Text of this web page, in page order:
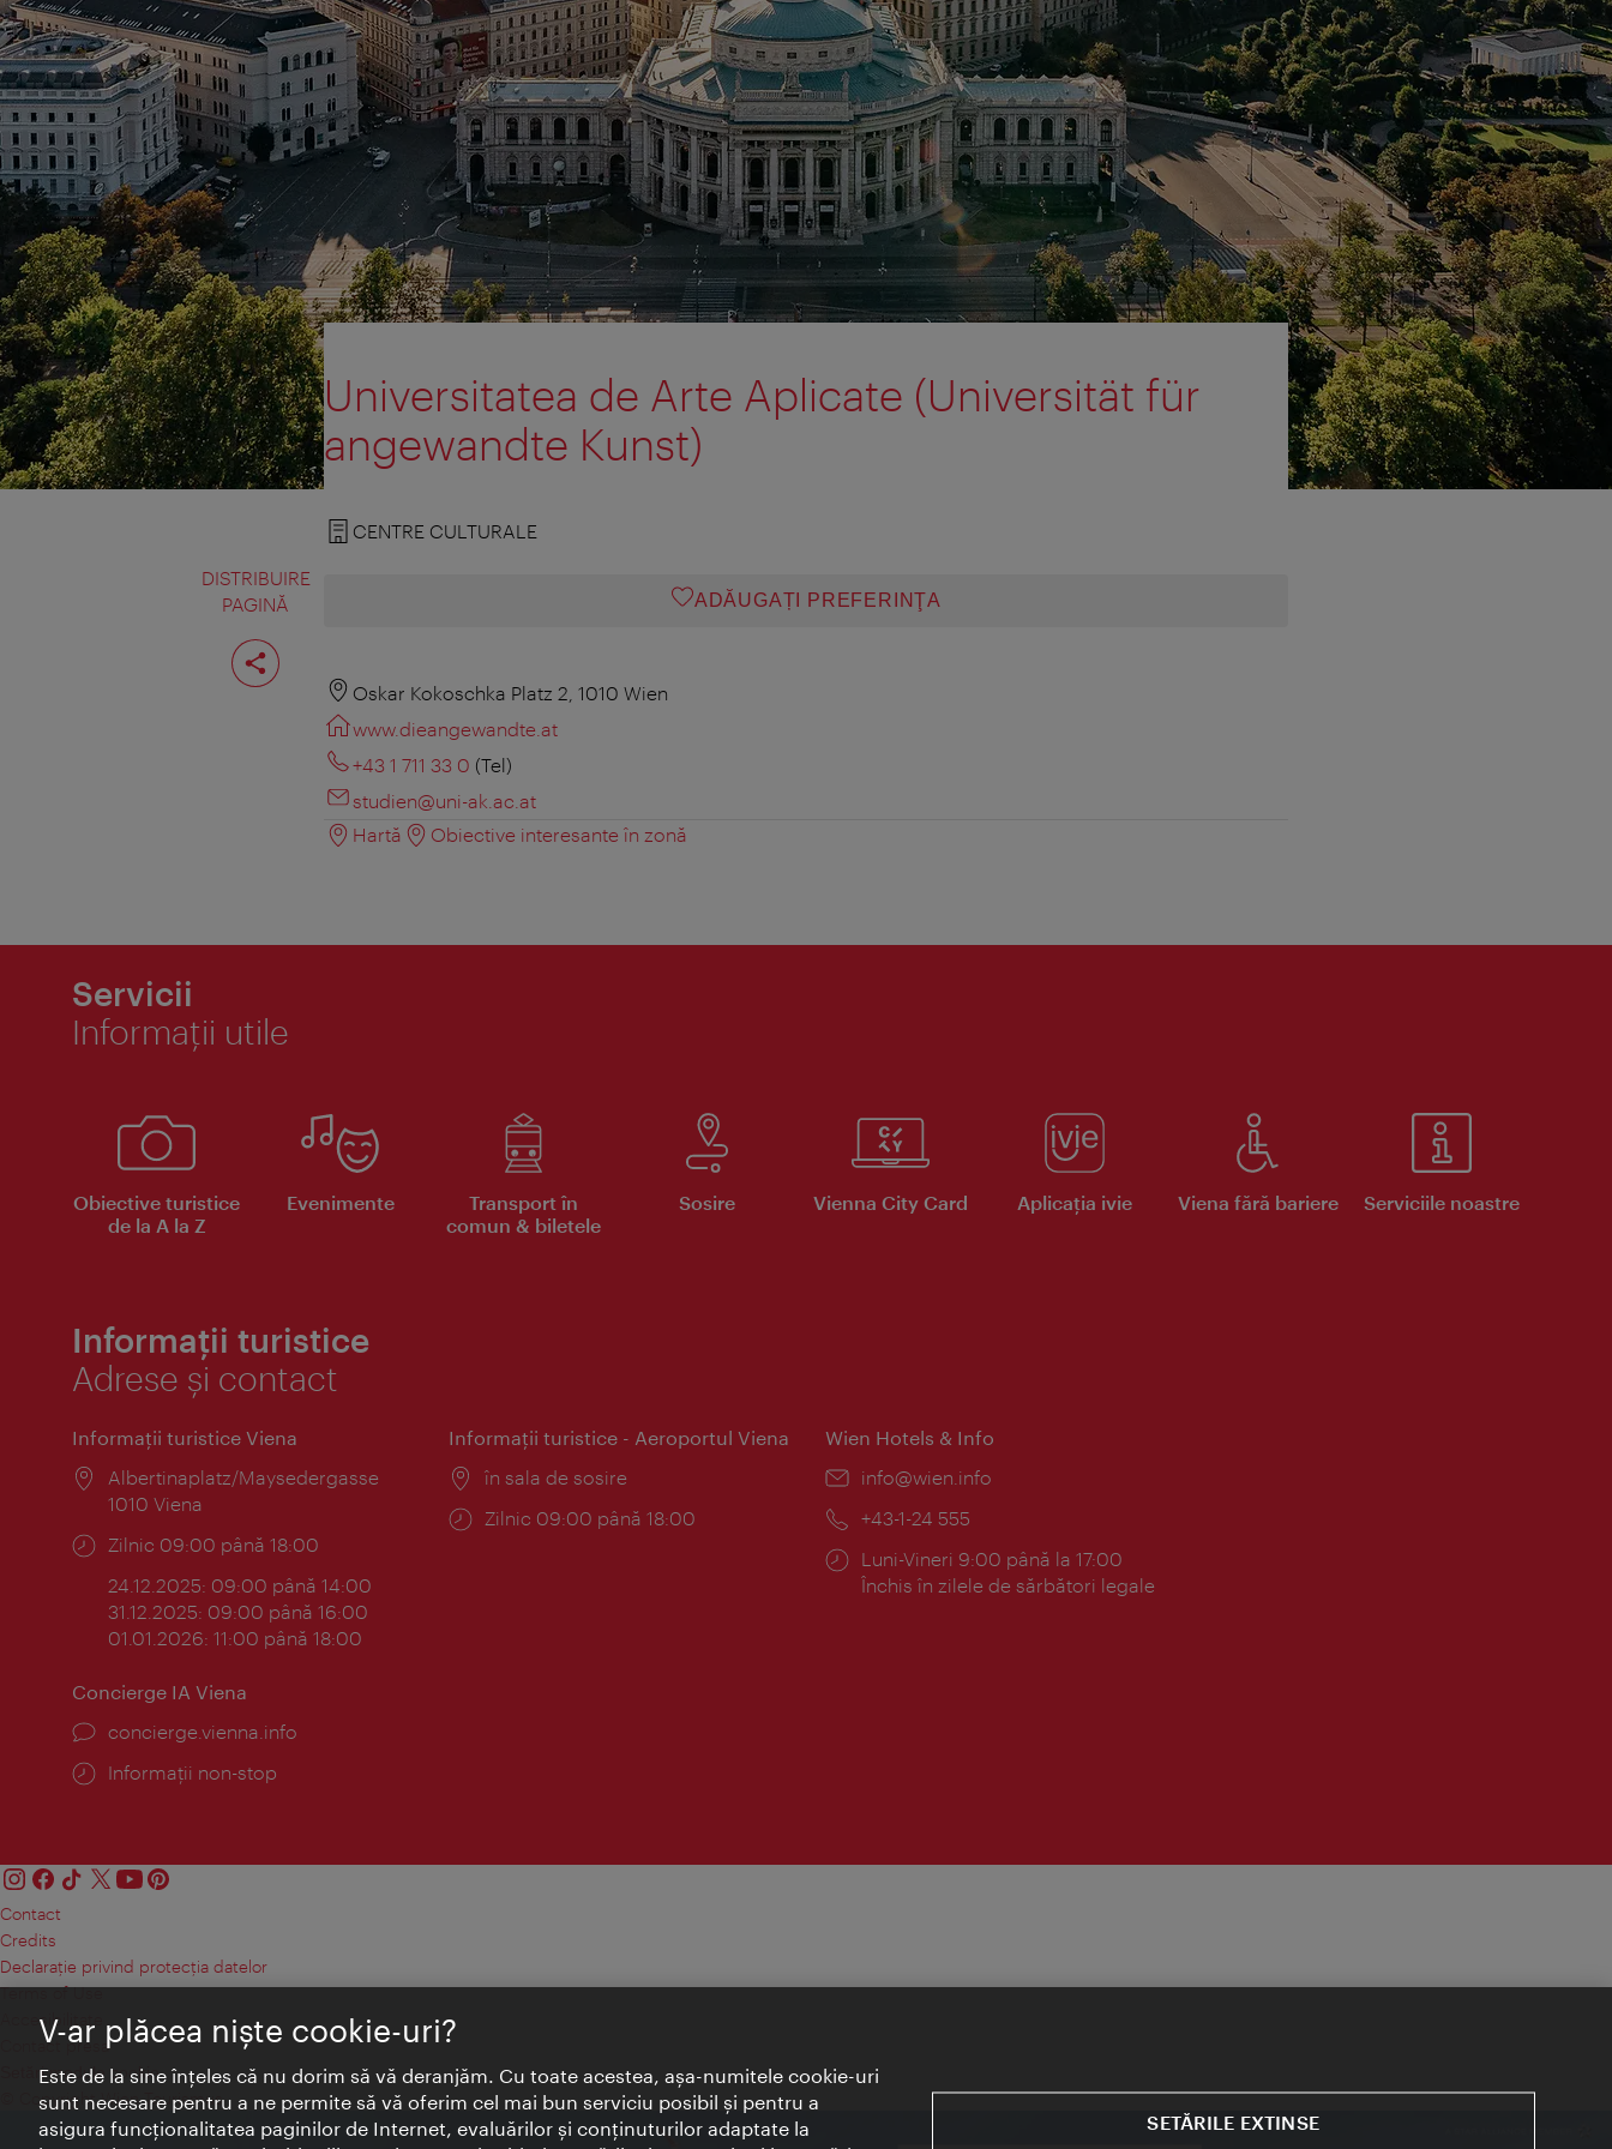
DISTRIBUIRE
PAGINĂ
Distribuiţi
pagina
Universitatea de Arte Aplicate (Universität für
angewandte Kunst)
CENTRE CULTURALE
ADĂUGAȚI PREFERINŢA
Oskar Kokoschka Platz 2, 1010 Wien
www.dieangewandte.at
+43 1 711 33 0 (Tel)
studien@uni-ak.ac.at
Hartă
Obiective interesante în zonă
Servicii
Informaţii utile
Obiective turistice
de la A la Z
Evenimente
Transport în
comun & biletele
Sosire Vienna City Card Aplicaţia ivie Viena fără bariere Serviciile noastre
Informații turistice
Adrese și contact
Informaţii turistice Viena
Locul:
Albertinaplatz/Maysedergasse
1010 Viena
Program:
Zilnic 09:00 până 18:00
24.12.2025: 09:00 până 14:00
31.12.2025: 09:00 până 16:00
01.01.2026: 11:00 până 18:00
Informaţii turistice - Aeroportul Viena
Locul:
în sala de sosire
Program:
Zilnic 09:00 până 18:00
Wien Hotels & Info
E-
info@wien.info
Telefon:
+43-1-24 555
Program:
Luni-Vineri 9:00 până la 17:00
Închis în zilele de sărbători legale
Concierge IA Viena
concierge.vienna.info
Informații non-stop
Contact
Credits
Declaraţie privind protecţia datelor
Terms of Use
Accesibilitate
Contact presa
Setări module cookie
© Copyright Wien Tourismus
V-ar plăcea nişte cookie-uri?
Este de la sine înţeles că nu dorim să vă deranjăm. Cu toate acestea, aşa-numitele cookie-uri
sunt necesare pentru a ne permite să vă oferim cel mai bun serviciu posibil şi pentru a
asigura funcţionalitatea paginilor de Internet, evaluărilor şi conţinuturilor adaptate la
SETĂRILE EXTINSE